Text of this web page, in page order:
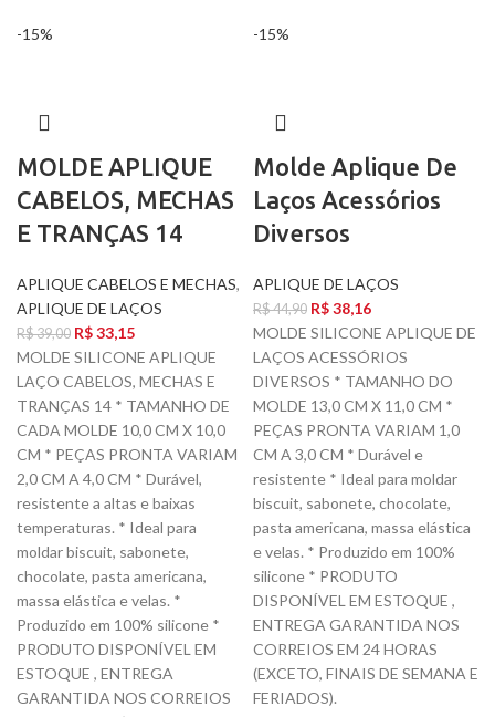
-15%
MOLDE APLIQUE
CABELOS, MECHAS
E TRANÇAS 14
APLIQUE CABELOS E MECHAS,
APLIQUE DE LAÇOS
R$39,00 R$33,15
MOLDE SILICONE APLIQUE
LAÇO CABELOS, MECHAS E
TRANÇAS 14 * TAMANHO DE
CADA MOLDE 10,0 CM X 10,0
CM * PEÇAS PRONTA VARIAM
2,0 CM A 4,0 CM * Durável,
resistente a altas e baixas
temperaturas. * Ideal para
moldar biscuit, sabonete,
chocolate, pasta americana,
massa elástica e velas. *
Produzido em 100% silicone *
PRODUTO DISPONÍVEL EM
ESTOQUE , ENTREGA
GARANTIDA NOS CORREIOS
-15%
Molde Aplique De
Laços Acessórios
Diversos
APLIQUE DE LAÇOS
R$44,90 R$38,16
MOLDE SILICONE APLIQUE DE
LAÇOS ACESSÓRIOS
DIVERSOS * TAMANHO DO
MOLDE 13,0 CM X 11,0 CM *
PEÇAS PRONTA VARIAM 1,0
CM A 3,0 CM * Durável e
resistente * Ideal para moldar
biscuit, sabonete, chocolate,
pasta americana, massa elástica
e velas. * Produzido em 100%
silicone * PRODUTO
DISPONÍVEL EM ESTOQUE ,
ENTREGA GARANTIDA NOS
CORREIOS EM 24 HORAS
(EXCETO, FINAIS DE SEMANA E
FERIADOS).